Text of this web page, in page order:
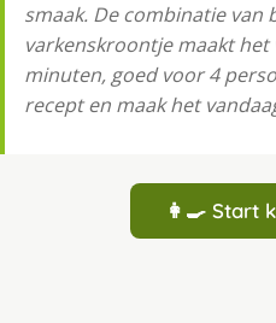
smaak. De combinatie van
varkenskroontje maakt het
minuten, goed voor 4
recept en maak het
👩‍🍳 Start